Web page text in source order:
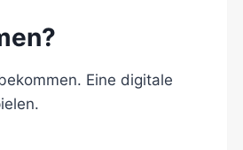
Eine digitale